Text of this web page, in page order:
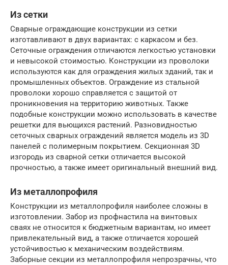
Из сетки
Сварные ограждающие конструкции из сетки
изготавливают в двух вариантах: с каркасом и без.
Сеточные ограждения отличаются легкостью установки
и невысокой стоимостью. Конструкции из проволоки
используются как для ограждения жилых зданий, так и
промышленных объектов. Ограждение из стальной
проволоки хорошо справляется с защитой от
проникновения на территорию животных. Также
подобные конструкции можно использовать в качестве
решетки для вьющихся растений. Разновидностью
сеточных сварных ограждений является модель из 3D
панелей с полимерным покрытием. Секционная 3D
изгородь из сварной сетки отличается высокой
прочностью, а также имеет оригинальный внешний вид.
Из металлопрофиля
Конструкции из металлопрофиля наиболее сложны в
изготовлении. Забор из профнастила на винтовых
сваях не относится к бюджетным вариантам, но имеет
привлекательный вид, а также отличается хорошей
устойчивостью к механическим воздействиям.
Заборные секции из металлопрофиля непрозрачны, что